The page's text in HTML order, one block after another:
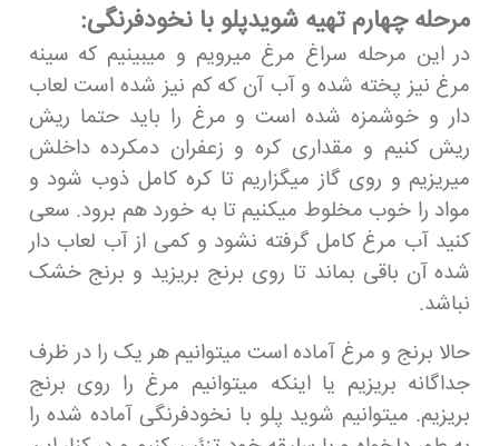
مرحله چهارم تهیه شویدپلو با نخودفرنگی:
در این مرحله سراغ مرغ میرویم و میبینیم که سینه
مرغ نیز پخته شده و آب آن که کم نیز شده است لعاب
دار و خوشمزه شده است و مرغ را باید حتما ریش
ریش کنیم و مقداری کره و زعفران دمکرده داخلش
میریزیم و روی گاز میگزاریم تا کره کامل ذوب شود و
مواد را خوب مخلوط میکنیم تا به خورد هم برود. سعی
کنید آب مرغ کامل گرفته نشود و کمی از آب لعاب دار
شده آن باقی بماند تا روی برنج بریزید و برنج خشک
نباشد.
حالا برنج و مرغ آماده است میتوانیم هر یک را در ظرف
جداگانه بریزیم یا اینکه میتوانیم مرغ را روی برنج
بریزیم. میتوانیم شوید پلو با نخودفرنگی آماده شده را